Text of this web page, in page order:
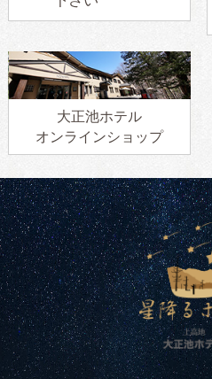
大正池ホテル
オンラインショップ